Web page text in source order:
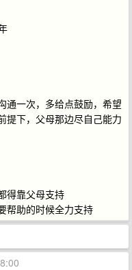
通一次，多给点鼓励，希望
提下，父母那边尽自己能力
得靠父母支持
帮助的时候全力支持